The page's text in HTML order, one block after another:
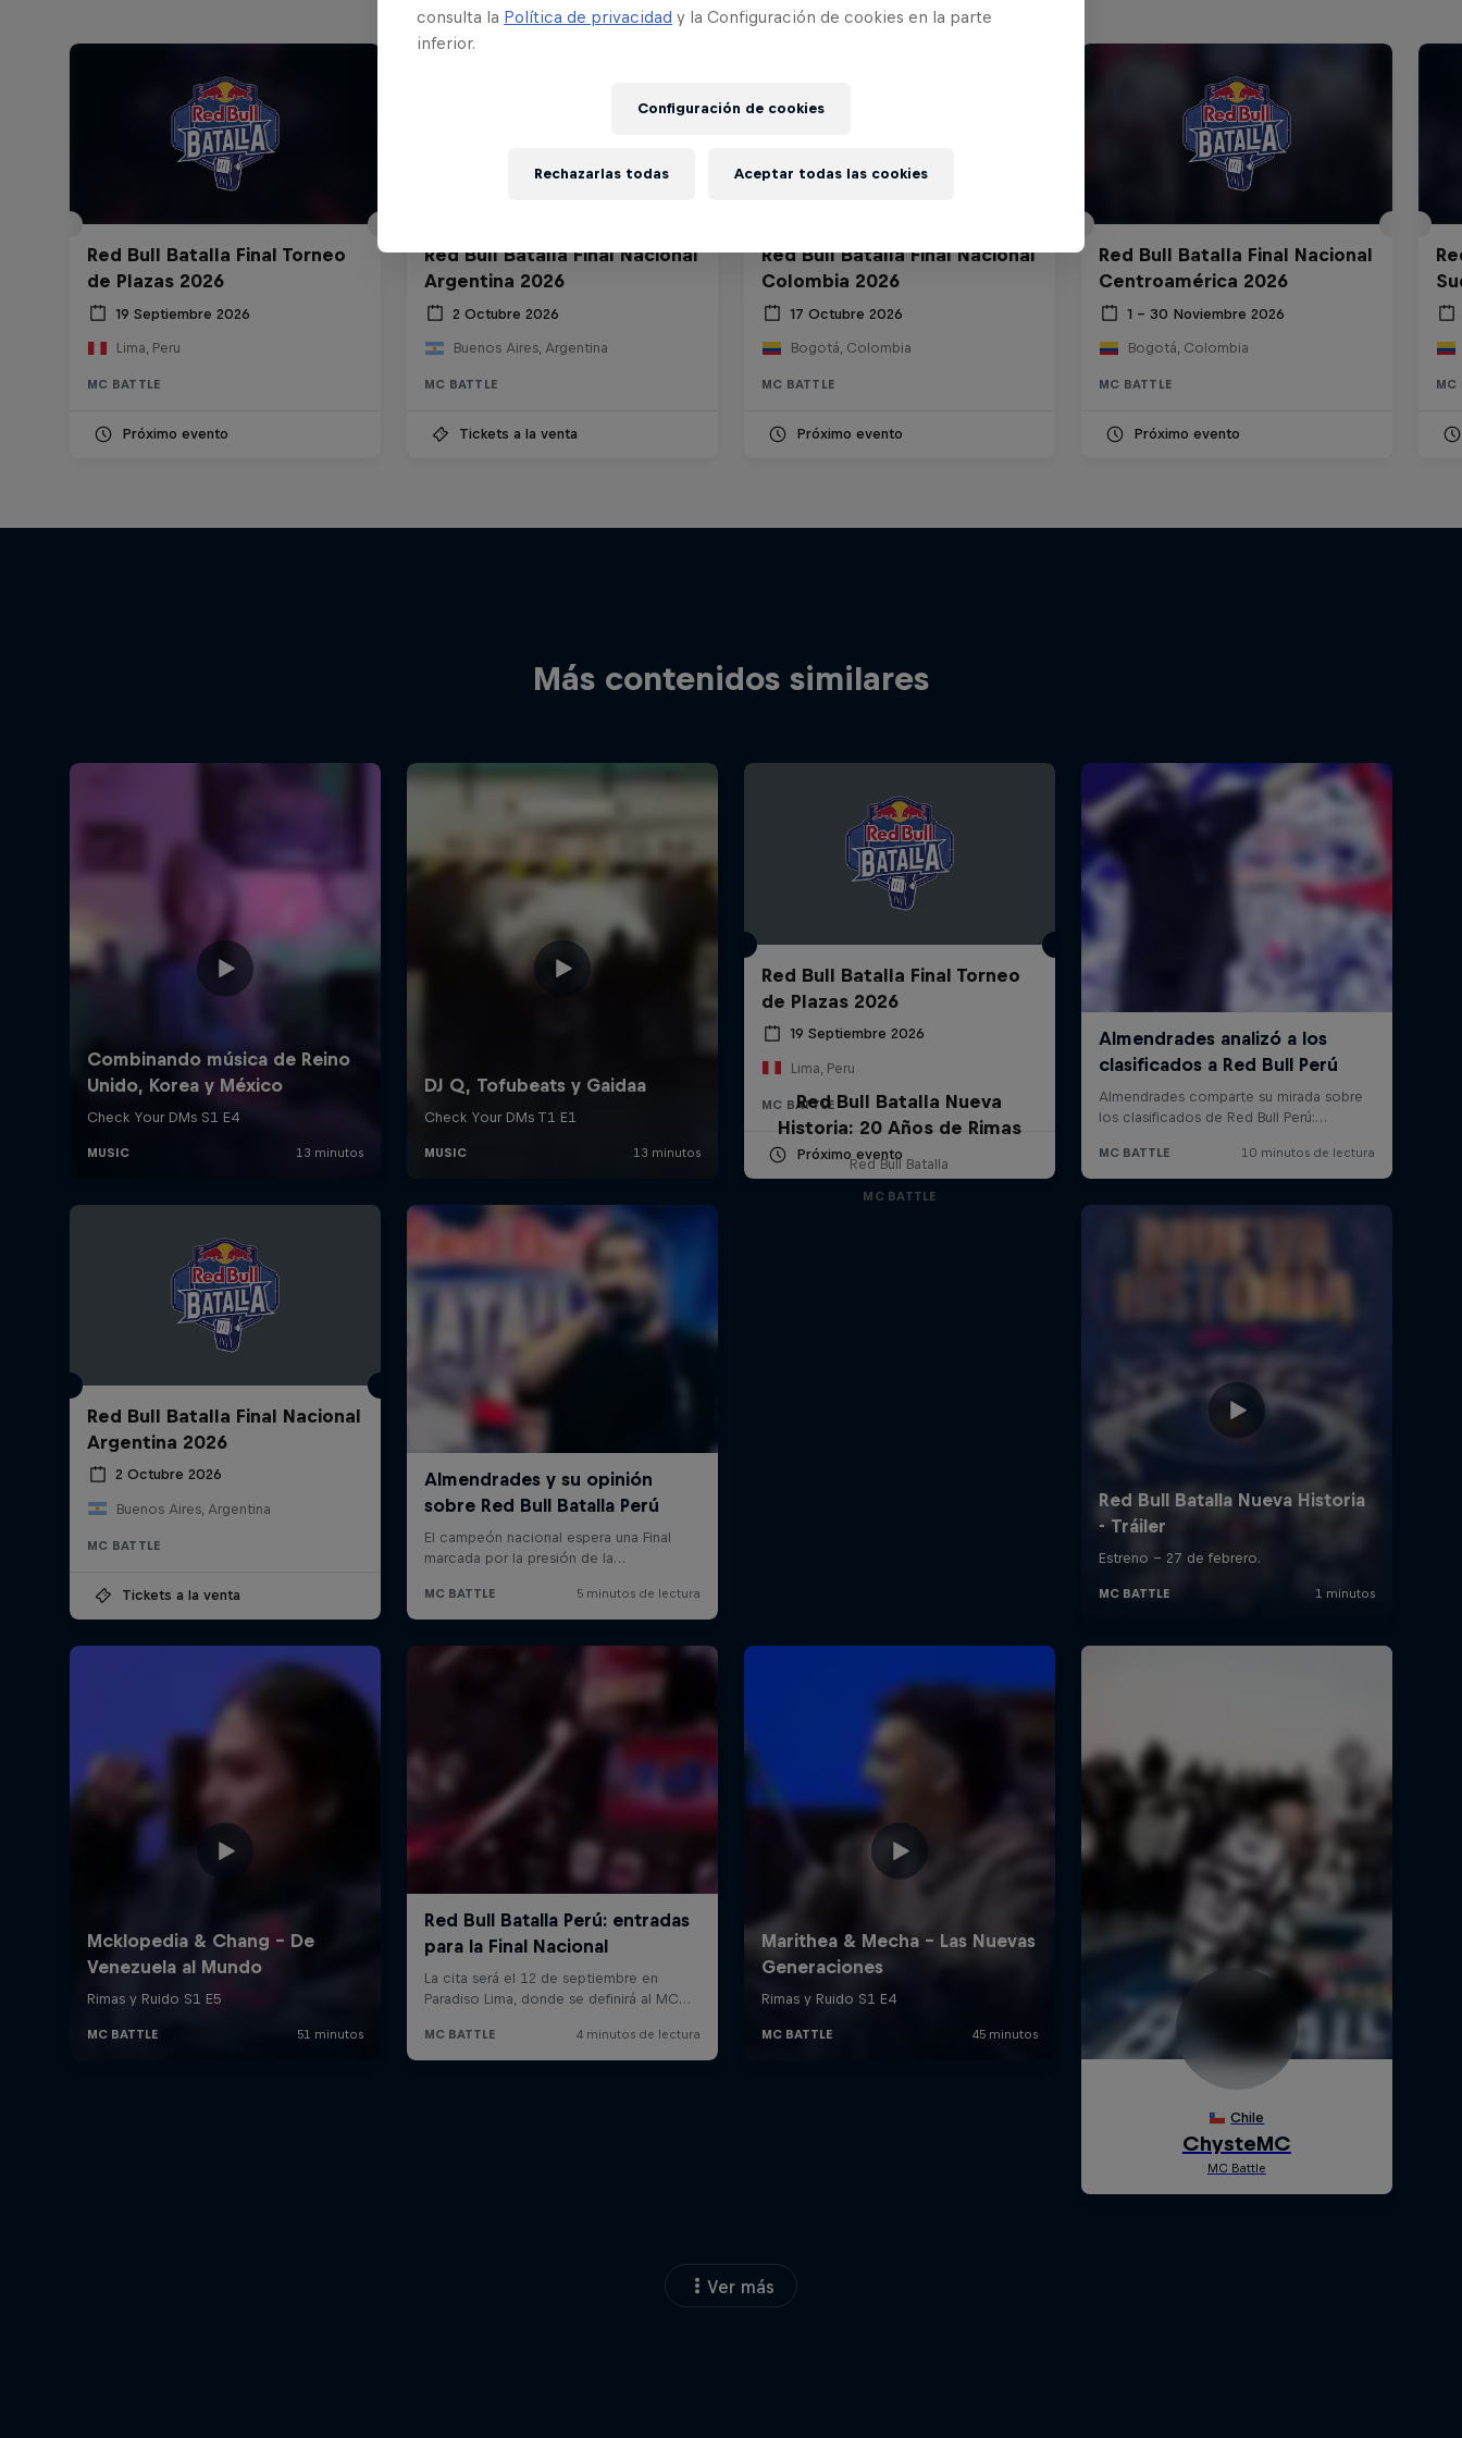
Red Bull Batalla Final Torneo
de Plazas 2026
19 Septiembre 2026
Lima, Peru
MC BATTLE
Próximo evento
Red Bull Batalla Final Nacional
Argentina 2026
2 Octubre 2026
Buenos Aires, Argentina
MC BATTLE
Tickets a la venta
Red Bull Batalla Final Nacional
Colombia 2026
17 Octubre 2026
Bogotá, Colombia
MC BATTLE
Próximo evento
Red Bull Batalla Final Nacional
Centroamérica 2026
1 – 30 Noviembre 2026
Bogotá, Colombia
MC BATTLE
Próximo evento
MC
Más contenidos similares
Red Bull Batalla Final Torneo
de Plazas 2026
19 Septiembre 2026
Lima, Peru
MC BATTLE
Próximo evento
Red Bull Batalla Final Nacional
Argentina 2026
2 Octubre 2026
Buenos Aires, Argentina
MC BATTLE
Tickets a la venta
Red Bull Batalla Nueva
Historia: 20 Años de Rimas
Red Bull Batalla
MC BATTLE
Ver más
consulta la Política de privacidad y la Configuración de cookies en la parte
inferior.
Configuración de cookies
Rechazarlas todas Aceptar todas las cookies